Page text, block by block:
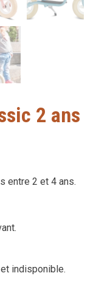
2 ans
entre 2 et 4 ans.
indisponible.